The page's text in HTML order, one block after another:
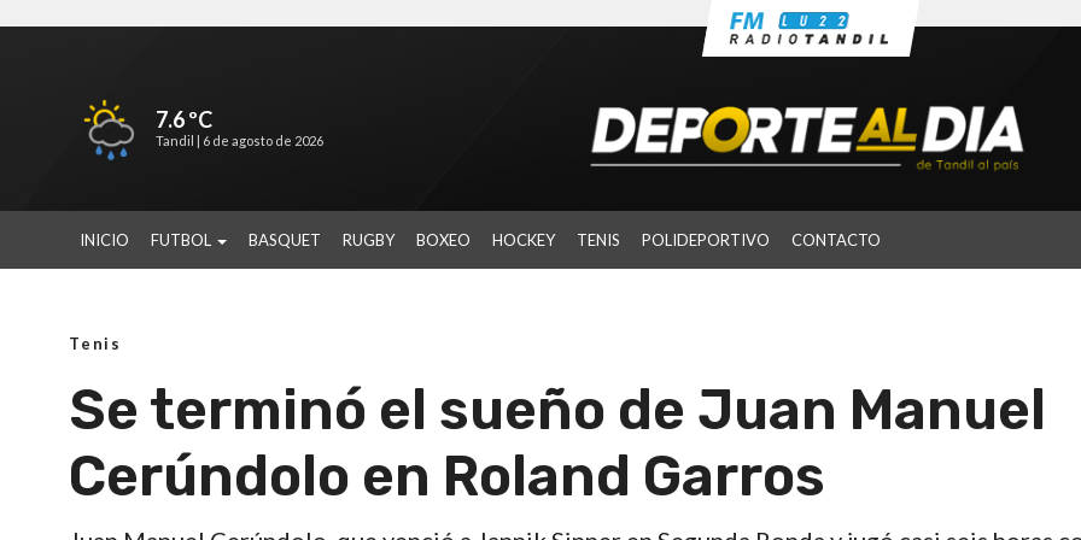
7.6 ºC
Tandil | 6 de agosto de 2026
INICIO FUTBOL BASQUET RUGBY BOXEO HOCKEY TENIS POLIDEPORTIVO CONTACTO
Tenis
Se terminó el sueño de Juan Manuel
Cerúndolo en Roland Garros